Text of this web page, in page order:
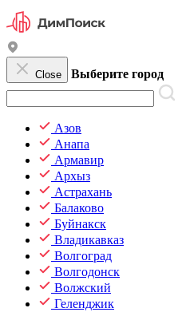
Close Выберите город
Азов
Анапа
Армавир
Архыз
Астрахань
Балаково
Буйнакск
Владикавказ
Волгоград
Волгодонск
Волжский
Геленджик